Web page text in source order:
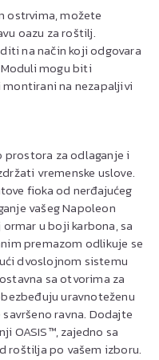
ostrvima, možete
oazu za roštilj.
na način koji odgovara
mogu biti
na nezapaljivi
prostora za odlaganje i
vremenske uslove.
fioka od nerđajućeg
vašeg Napoleon
u boji karbona, sa
premazom odlikuje se
dvoslojnom sistemu
sa otvorima za
uravnoteženu
ravna. Dodajte
OASIS™, zajedno sa
roštilja po vašem izboru.